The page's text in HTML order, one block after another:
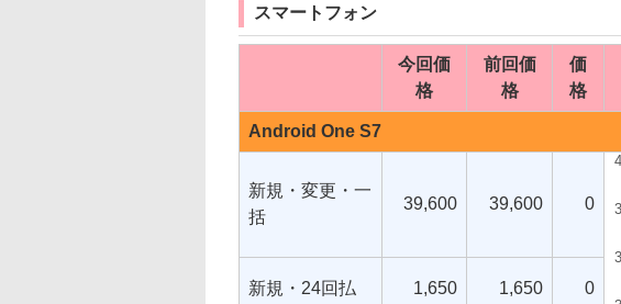
スマートフォン
今回価
格
前回価
格
価
格
Android One S7
新規・変更・一
括
39,600 39,600 0
新規・24回払 1,650 1,650 0